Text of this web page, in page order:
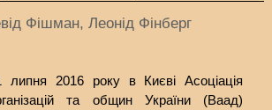
Фішман, Леонід Фінберг
2016 року в Києві Асоціація
та общин України (Ваад)